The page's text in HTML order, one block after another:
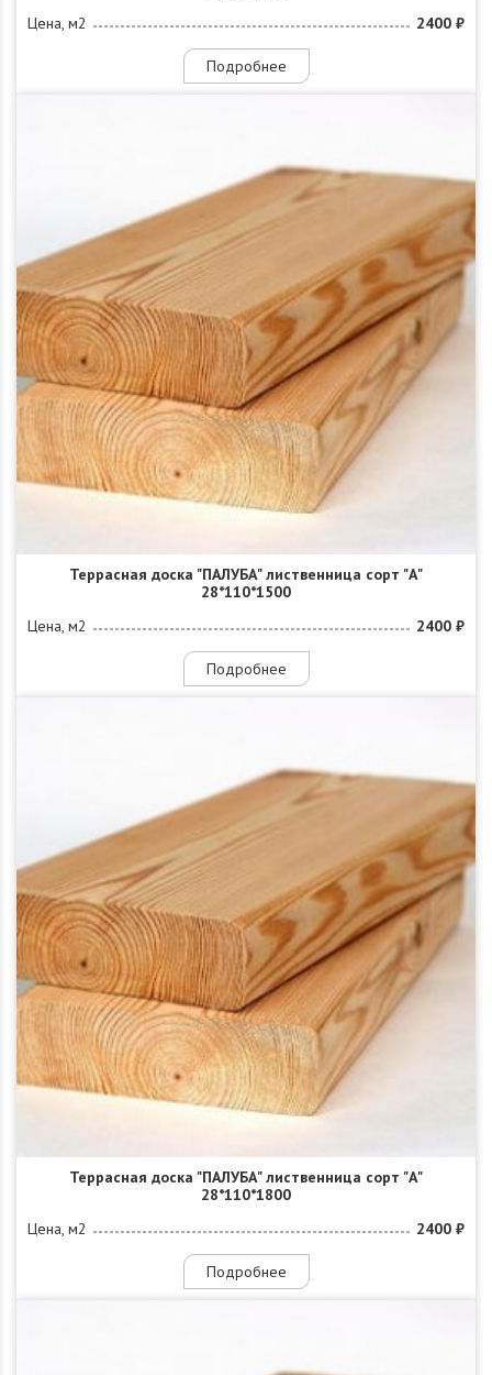
Цена, м2
2400 ₽
Подробнее
Террасная доска "ПАЛУБА" лиственница сорт "А"
28*110*1500
Цена, м2
2400 ₽
Подробнее
Террасная доска "ПАЛУБА" лиственница сорт "А"
28*110*1800
Цена, м2
2400 ₽
Подробнее